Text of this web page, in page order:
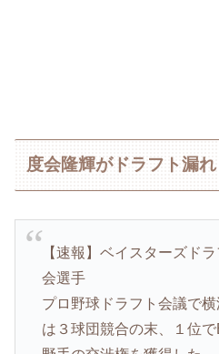
度会隆輝がドラフト漏
【速報】ベイスターズド
会選手
プロ野球ドラフト会議で
は３球団競合の末、１位